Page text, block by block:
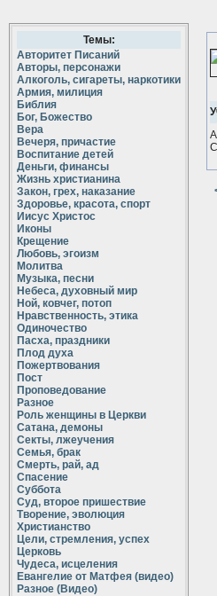
Темы:
Авторитет Писаний
Авторы, персонажи
Алкоголь, сигареты, наркотики
Армия, милиция
Библия
Бог, Божество
Вера
Вечеря, причастие
Воспитание детей
Деньги, финансы
Жизнь христианина
Закон, грех, наказание
Здоровье, красота, спорт
Иисус Христос
Иконы
Крещение
Любовь, эгоизм
Молитва
Музыка, песни
Небеса, духовный мир
Ной, ковчег, потоп
Нравственность, этика
Одиночество
Пасха, праздники
Плод духа
Пожертвования
Пост
Проповедование
Разное
Роль женщины в Церкви
Сатана, демоны
Секты, лжеучения
Семья, брак
Смерть, рай, ад
Спасение
Суббота
Суд, второе пришествие
Творение, эволюция
Христианство
Цели, стремления, успех
Церковь
Чудеса, исцеления
Евангелие от Матфея (видео)
Разное (Видео)